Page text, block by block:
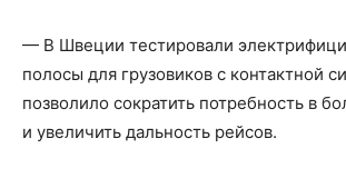
— В Швеции тестировали
полосы для грузовиков с контактной
позволило сократить потребность в
и увеличить дальность рейсов.